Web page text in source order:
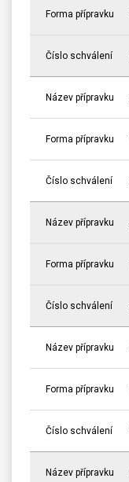
Forma přípravku
Číslo schválení
Název přípravku
Forma přípravku
Číslo schválení
Název přípravku
Forma přípravku
Číslo schválení
Název přípravku
Forma přípravku
Číslo schválení
Název přípravku